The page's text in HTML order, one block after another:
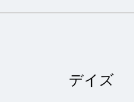
デイズ